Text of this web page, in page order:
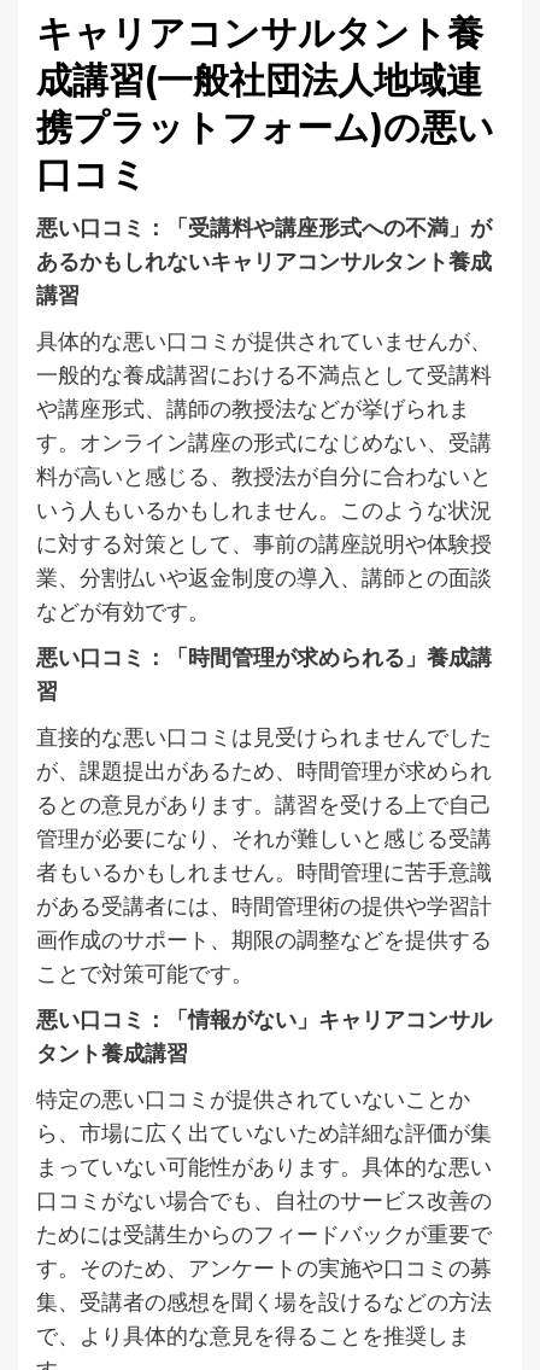
キャリアコンサルタント養
成講習(一般社団法人地域連
携プラットフォーム)の悪い
口コミ
悪い口コミ：「受講料や講座形式への不満」が
あるかもしれないキャリアコンサルタント養成
講習
具体的な悪い口コミが提供されていませんが、
一般的な養成講習における不満点として受講料
や講座形式、講師の教授法などが挙げられま
す。オンライン講座の形式になじめない、受講
料が高いと感じる、教授法が自分に合わないと
いう人もいるかもしれません。このような状況
に対する対策として、事前の講座説明や体験授
業、分割払いや返金制度の導入、講師との面談
などが有効です。
悪い口コミ：「時間管理が求められる」養成講
習
直接的な悪い口コミは見受けられませんでした
が、課題提出があるため、時間管理が求められ
るとの意見があります。講習を受ける上で自己
管理が必要になり、それが難しいと感じる受講
者もいるかもしれません。時間管理に苦手意識
がある受講者には、時間管理術の提供や学習計
画作成のサポート、期限の調整などを提供する
ことで対策可能です。
悪い口コミ：「情報がない」キャリアコンサル
タント養成講習
特定の悪い口コミが提供されていないことか
ら、市場に広く出ていないため詳細な評価が集
まっていない可能性があります。具体的な悪い
口コミがない場合でも、自社のサービス改善の
ためには受講生からのフィードバックが重要で
す。そのため、アンケートの実施や口コミの募
集、受講者の感想を聞く場を設けるなどの方法
で、より具体的な意見を得ることを推奨しま